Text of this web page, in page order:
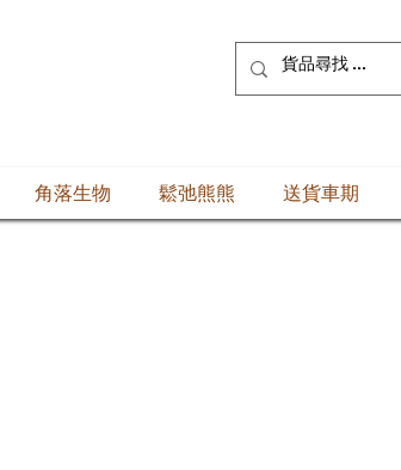
角落生物 鬆弛熊熊 送貨車期